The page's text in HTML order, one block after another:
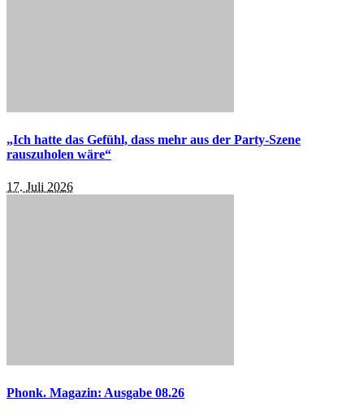
„Ich hatte das Gefühl, dass mehr aus der Party-Szene
rauszuholen wäre“
17. Juli 2026
Phonk. Magazin: Ausgabe 08.26